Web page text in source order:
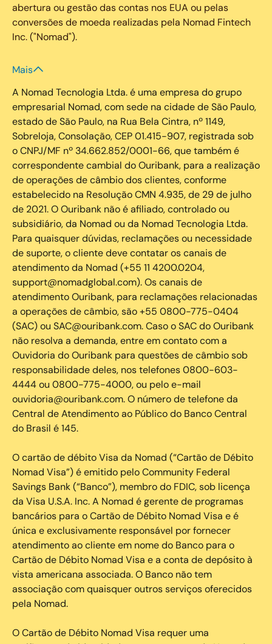
abertura ou gestão das contas nos EUA ou pelas
conversões de moeda realizadas pela Nomad Fintech
Inc. ("Nomad").
Mais
A Nomad Tecnologia Ltda. é uma empresa do grupo
empresarial Nomad, com sede na cidade de São Paulo,
estado de São Paulo, na Rua Bela Cintra, nº 1149,
Sobreloja, Consolação, CEP 01.415-907, registrada sob
o CNPJ/MF nº 34.662.852/0001-66, que também é
correspondente cambial do Ouribank, para a realização
de operações de câmbio dos clientes, conforme
estabelecido na Resolução CMN 4.935, de 29 de julho
de 2021. O Ouribank não é afiliado, controlado ou
subsidiário, da Nomad ou da Nomad Tecnologia Ltda.
Para quaisquer dúvidas, reclamações ou necessidade
de suporte, o cliente deve contatar os canais de
atendimento da Nomad (+55 11 4200.0204,
support@nomadglobal.com). Os canais de
atendimento Ouribank, para reclamações relacionadas
a operações de câmbio, são +55 0800-775-0404
(SAC) ou SAC@ouribank.com. Caso o SAC do Ouribank
não resolva a demanda, entre em contato com a
Ouvidoria do Ouribank para questões de câmbio sob
responsabilidade deles, nos telefones 0800-603-
4444 ou 0800-775-4000, ou pelo e-mail
ouvidoria@ouribank.com. O número de telefone da
Central de Atendimento ao Público do Banco Central
do Brasil é 145.
O cartão de débito Visa da Nomad (“Cartão de Débito
Nomad Visa”) é emitido pelo Community Federal
Savings Bank (“Banco”), membro do FDIC, sob licença
da Visa U.S.A. Inc. A Nomad é gerente de programas
bancários para o Cartão de Débito Nomad Visa e é
única e exclusivamente responsável por fornecer
atendimento ao cliente em nome do Banco para o
Cartão de Débito Nomad Visa e a conta de depósito à
vista americana associada. O Banco não tem
associação com quaisquer outros serviços oferecidos
pela Nomad.
O Cartão de Débito Nomad Visa requer uma